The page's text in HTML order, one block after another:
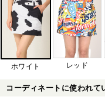
ホワイト レッド
コーディネートに使われて